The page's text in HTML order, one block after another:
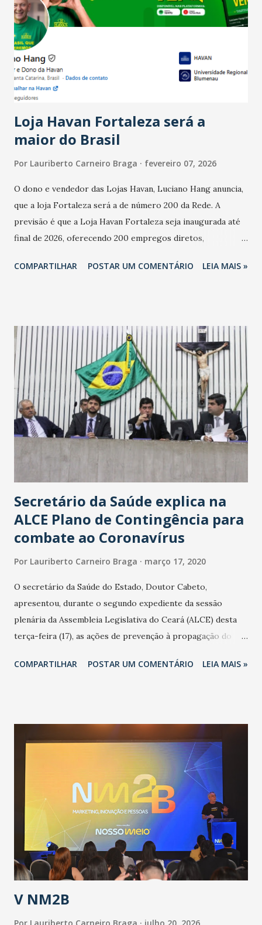
Ainda segundo a Pesquisa, em novembro de 2025, 40% dos
bares e restaurantes operaram com lucro e outros 40%
registraram equilíbrio financeiro. Já o percentual de
estabelecimentos no prejuízo ficou em 19%, pouco abaixo
do observado no mês anterior. Outros 1% não existiam em
novembro. Em relação a outubro, o faturamento também
Loja Havan Fortaleza será a
maior do Brasil
Por Lauriberto Carneiro Braga fevereiro 07, 2026
O dono e vendedor das Lojas Havan, Luciano Hang anuncia,
que a loja Fortaleza será a de número 200 da Rede. A
previsão é que a Loja Havan Fortaleza seja inaugurada até
final de 2026, oferecendo 200 empregos diretos,
Havan Fortaleza ainda não foi anunciada oficialmente, mas
COMPARTILHAR POSTAR UM COMENTÁRIO LEIA MAIS »
Secretário da Saúde explica na
ALCE Plano de Contingência para
combate ao Coronavírus
Por Lauriberto Carneiro Braga março 17, 2020
O secretário da Saúde do Estado, Doutor Cabeto,
apresentou, durante o segundo expediente da sessão
plenária da Assembleia Legislativa do Ceará (ALCE) desta
terça-feira (17), as ações de prevenção à propagação do
adotadas pelo Governo do Estado na contenção da
população suspeita e de cuidados com os ambientes
públicos e domiciliares. “Nós não estamos vivendo uma
epidemia comum, como temos em todos os anos, com
aumento de casos de dengue, influenza ou H1N1. Trata-se
de uma epidemia com um vírus diferente, com um poder de
contaminação maior que outros coronavírus”, apontou o
secretário. Segundo ele, é uma epidemia com chance de
contaminação alta, podendo gerar um grande risco à
população e ao sistema de saúde. “Precisamos saber fazer a
estratificação do risco da doença, para não so...
COMPARTILHAR POSTAR UM COMENTÁRIO LEIA MAIS »
V NM2B
Por Lauriberto Carneiro Braga julho 20, 2026